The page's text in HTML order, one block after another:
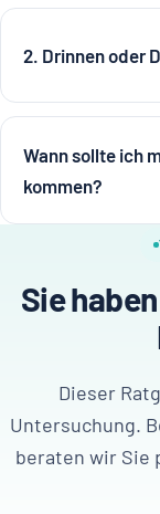
2. Drinnen oder
Wann sollte ich
kommen?
Sie
Dieser
Untersuchung.
beraten wir Sie